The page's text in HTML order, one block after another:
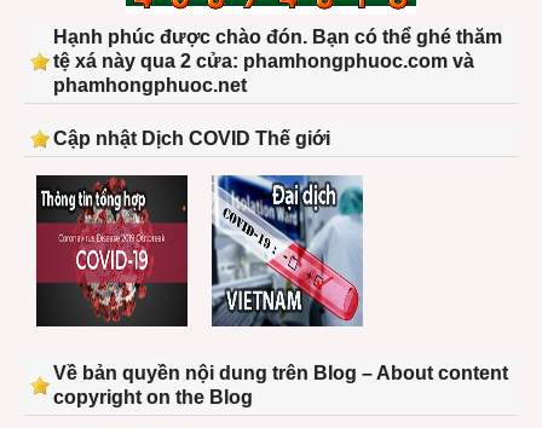
Hạnh phúc được chào đón. Bạn có thể ghé thăm
tệ xá này qua 2 cửa: phamhongphuoc.com và
phamhongphuoc.net
Cập nhật Dịch COVID Thế giới
Về bản quyền nội dung trên Blog – About content
copyright on the Blog